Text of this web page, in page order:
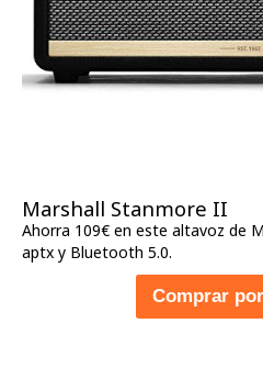
Marshall Stanmore II
Ahorra 109€ en este altavoz de
aptx y Bluetooth 5.0.
Comprar